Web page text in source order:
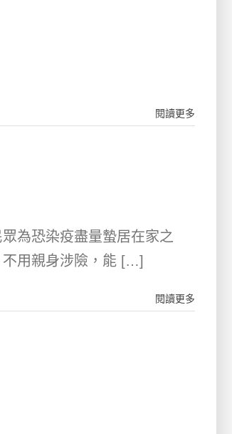
閱讀更多
為恐染疫盡量蟄居在家之
不用親身涉險，能 […]
閱讀更多